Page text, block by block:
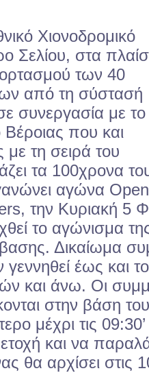
Χιονοδρομικό
Σελίου, στα
των 40
από τη σύστασή
συνεργασία με το
που και
με τη σειρά του
τα 100χρονα
αγώνα Open
την Κυριακή 5
το αγώνισμα
Δικαίωμα
γεννηθεί έως και
και άνω. Οι
στην βάση
μέχρι τις
και να
θα αρχίσει στις